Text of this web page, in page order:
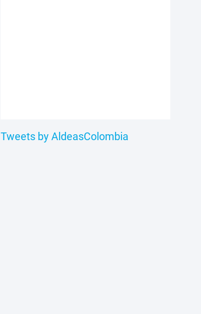
Tweets by AldeasColombia